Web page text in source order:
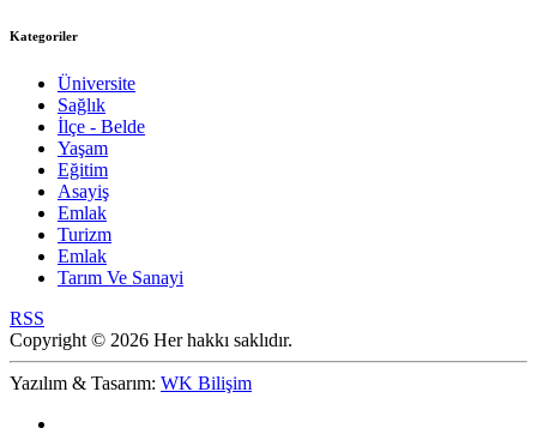
Kategoriler
Üniversite
Sağlık
İlçe - Belde
Yaşam
Eğitim
Asayiş
Emlak
Turizm
Emlak
Tarım Ve Sanayi
RSS
Copyright © 2026 Her hakkı saklıdır.
Yazılım & Tasarım: WK Bilişim